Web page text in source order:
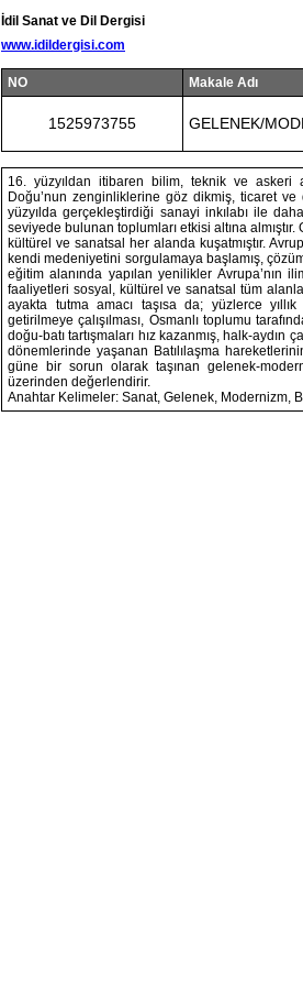
İdil Sanat ve Dil Dergisi
www.idildergisi.com
NO Makale Adı
1525973755 GELENEK/
16. yüzyıldan itibaren bilim, teknik ve askeri
Doğu’nun zenginliklerine göz dikmiş, ticaret
yüzyılda gerçekleştirdiği sanayi inkılabı ile
seviyede bulunan toplumları etkisi altına
kültürel ve sanatsal her alanda kuşatmıştır.
kendi medeniyetini sorgulamaya başlamış,
eğitim alanında yapılan yenilikler Avrupa’nın
faaliyetleri sosyal, kültürel ve sanatsal tüm
ayakta tutma amacı taşısa da; yüzlerce
getirilmeye çalışılması, Osmanlı toplumu
doğu-batı tartışmaları hız kazanmış, halk-aydın
dönemlerinde yaşanan Batılılaşma
güne bir sorun olarak taşınan gelenek-
üzerinden değerlendirir.
Anahtar Kelimeler: Sanat, Gelenek, Modernizm,